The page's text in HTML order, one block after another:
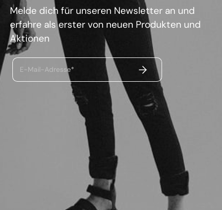
Melde dich für unseren Newsletter an und
erfahre als erster von neuen Produkten und
Aktionen
E-Mail-Adresse* ABSENDEN